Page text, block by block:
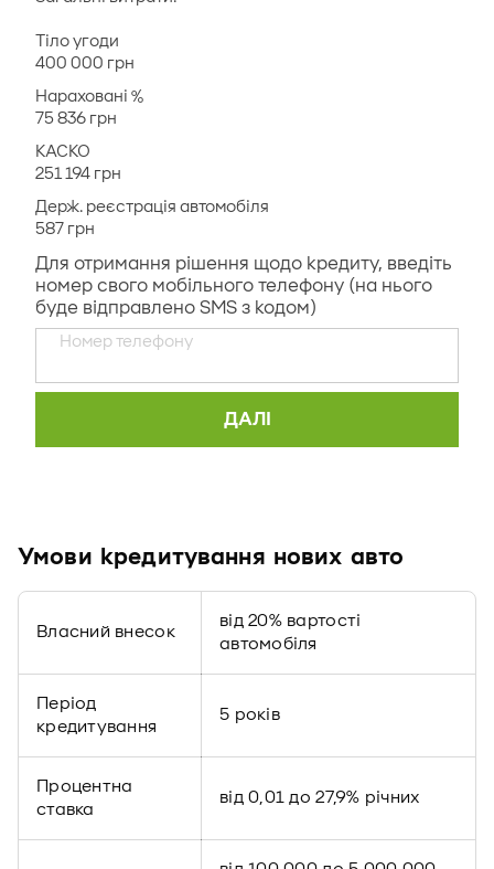
Умови кредитування нових авто
Власний внесок
від 20% вартості
автомобіля
Період
кредитування
5 років
Процентна
ставка
від 0,01 до 27,9% річних